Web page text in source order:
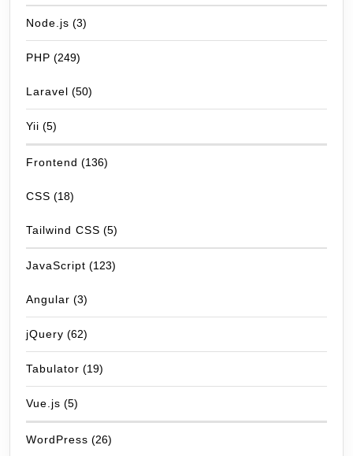
Node.js (3)
PHP (249)
Laravel (50)
Yii (5)
Frontend (136)
CSS (18)
Tailwind CSS (5)
JavaScript (123)
Angular (3)
jQuery (62)
Tabulator (19)
Vue.js (5)
WordPress (26)